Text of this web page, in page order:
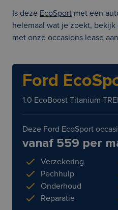
Is deze EcoSport met een
helemaal wat je zoekt, bekijk
met onze occasions lease
Ford
1.0 EcoBoost Titanium
Deze Ford EcoSport
vanaf 559 per
Verzekering
Pechhulp
Onderhoud
Reparatie